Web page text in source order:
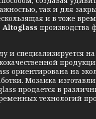
так и для
и в тоже
Altoglass производства
специализируется на
ориентирована на
Мозаика
продается в
технологий